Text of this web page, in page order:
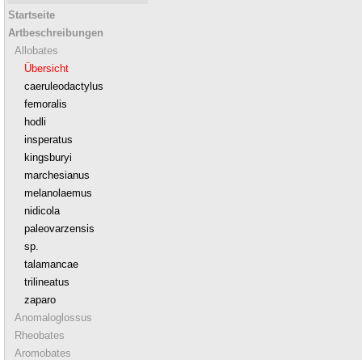
Startseite
Artbeschreibungen
Allobates
Übersicht
caeruleodactylus
femoralis
hodli
insperatus
kingsburyi
marchesianus
melanolaemus
nidicola
paleovarzensis
sp.
talamancae
trilineatus
zaparo
Anomaloglossus
Rheobates
Aromobates